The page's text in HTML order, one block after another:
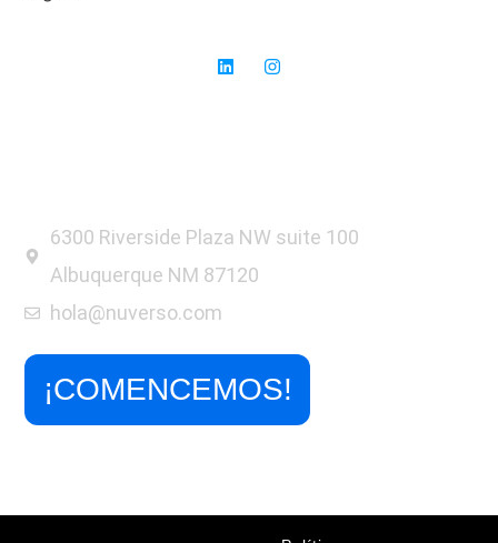
6300 Riverside Plaza NW suite 100
Albuquerque NM 87120
hola@nuverso.com
¡COMENCEMOS!